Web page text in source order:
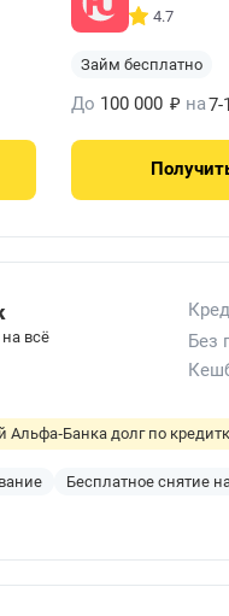
4.7
Займ бесплатно
До 100 000 ₽ на7-
всё
Без
Альфа‑Банка долг по
Бесплатное снятие